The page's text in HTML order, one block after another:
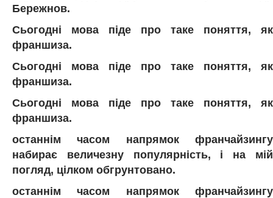
Бережнов.
Сьогодні мова піде про таке поняття, як
франшиза.
Сьогодні мова піде про таке поняття, як
франшиза.
Сьогодні мова піде про таке поняття, як
франшиза.
останнім часом напрямок франчайзингу
набирає величезну популярність, і на мій
погляд, цілком обгрунтовано.
останнім часом напрямок франчайзингу